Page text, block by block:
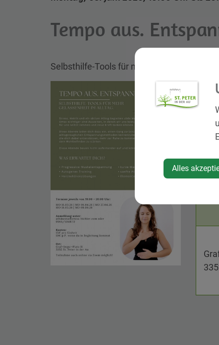
Tempo aus.
Selbsthilfe-Tools für mehr Gelassenheit im
uns
die
oder
Alles